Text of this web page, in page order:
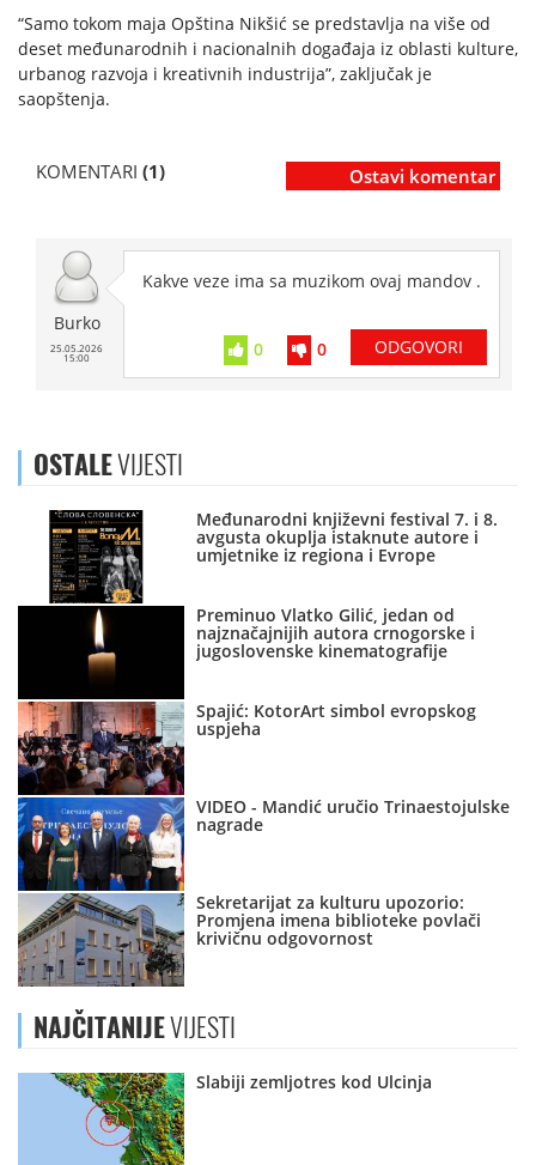
“Samo tokom maja Opština Nikšić se predstavlja na više od
deset međunarodnih i nacionalnih događaja iz oblasti kulture,
urbanog razvoja i kreativnih industrija”, zaključak je
saopštenja.
KOMENTARI (1) Ostavi komentar
Burko
25.05.2026
15:00
Kakve veze ima sa muzikom ovaj mandov .
0 0 ODGOVORI
OSTALEVIJESTI
Međunarodni književni festival 7. i 8.
avgusta okuplja istaknute autore i
umjetnike iz regiona i Evrope
Preminuo Vlatko Gilić, jedan od
najznačajnijih autora crnogorske i
jugoslovenske kinematografije
Spajić: KotorArt simbol evropskog
uspjeha
VIDEO - Mandić uručio Trinaestojulske
nagrade
Sekretarijat za kulturu upozorio:
Promjena imena biblioteke povlači
krivičnu odgovornost
NAJČITANIJEVIJESTI
Slabiji zemljotres kod Ulcinja